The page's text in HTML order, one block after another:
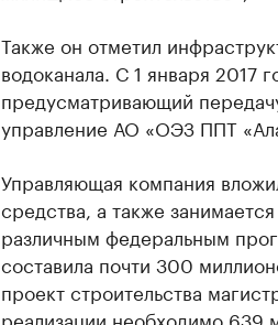
Также он отметил
водоканала. С 1 января 2017
предусматривающий
управление АО «ОЭЗ ППТ
Управляющая компания
средства, а также
различным федеральным
составила почти 300
проект строительства
реализации необходимо 639